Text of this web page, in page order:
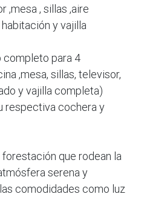
,mesa , sillas ,aire
y vajilla
completo para 4
,mesa, sillas, televisor,
y vajilla completa)
respectiva cochera y
que rodean la
serena y
comodidades como luz